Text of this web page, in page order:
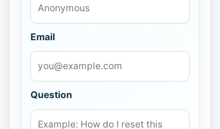
Email
Question